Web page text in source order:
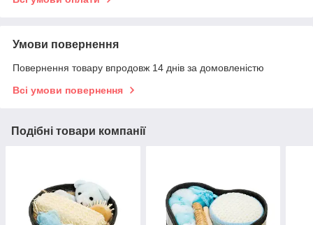
Умови повернення
Повернення товару впродовж 14 днів за домовленістю
Всі умови повернення
Подібні товари компанії